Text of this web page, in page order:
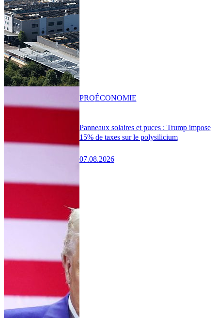
Panneaux solaires et puces : Trump impose
15% de taxes sur le polysilicium
07.08.2026
PROÉCONOMIE